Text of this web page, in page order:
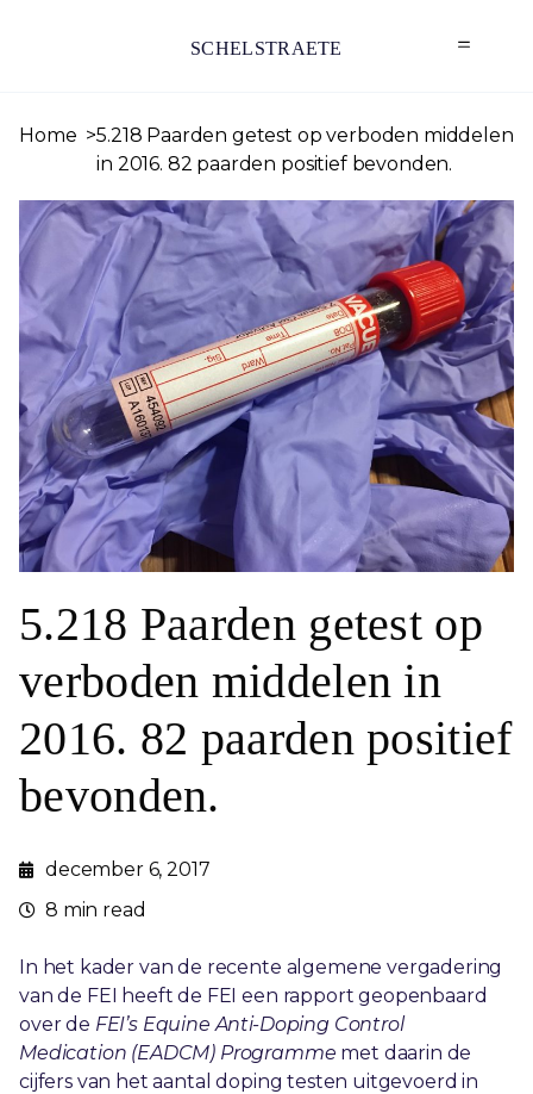
SCHELSTRAETE
Home
5.218 Paarden getest op verboden middelen
in 2016. 82 paarden positief bevonden.
5.218 Paarden getest op
verboden middelen in
2016. 82 paarden positief
bevonden.
december 6, 2017
8 min read
In het kader van de recente algemene vergadering
van de FEI heeft de FEI een rapport geopenbaard
over de FEI’s Equine Anti-Doping Control
Medication (EADCM) Programme met daarin de
cijfers van het aantal doping testen uitgevoerd in